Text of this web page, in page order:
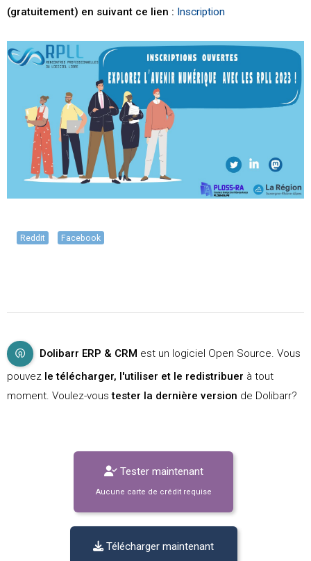
(gratuitement) en suivant ce lien : Inscription
Reddit Facebook
Dolibarr ERP & CRM est un logiciel Open Source. Vous
pouvez le télécharger, l'utiliser et le redistribuer à tout
moment. Voulez-voustester la dernière version de Dolibarr?
Tester maintenant
Aucune carte de crédit requise
Télécharger maintenant